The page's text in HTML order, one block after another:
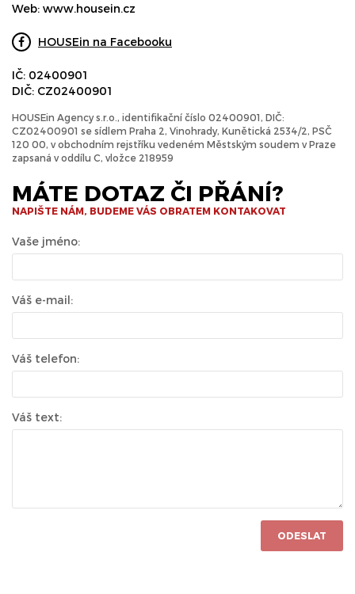
Web: www.housein.cz
HOUSEin na Facebooku
IČ: 02400901
DIČ: CZ02400901
HOUSEin Agency s.r.o., identifikační číslo 02400901, DIČ:
CZ02400901 se sídlem Praha 2, Vinohrady, Kunětická 2534/2, PSČ
120 00, v obchodním rejstříku vedeném Městským soudem v Praze
zapsaná v oddílu C, vložce 218959
MÁTE DOTAZ ČI PŘÁNÍ?
NAPIŠTE NÁM, BUDEME VÁS OBRATEM KONTAKOVAT
Vaše jméno:
Váš e-mail:
Váš telefon:
Váš text:
ODESLAT